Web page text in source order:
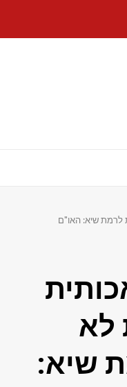
לרמת שיא: האו"ם
לא
שיא: